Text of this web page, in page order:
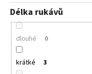
Délka rukávů
dlouhé 0
krátké 3